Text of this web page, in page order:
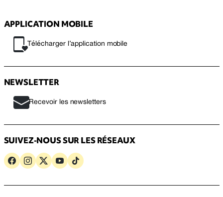
APPLICATION MOBILE
Télécharger l’application mobile
NEWSLETTER
Recevoir les newsletters
SUIVEZ-NOUS SUR LES RÉSEAUX